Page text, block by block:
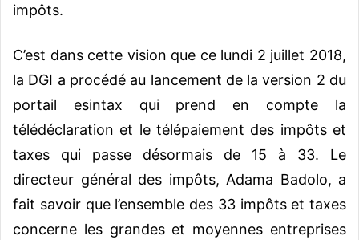
impôts.
C’est dans cette vision que ce lundi 2 juillet 2018,
la DGI a procédé au lancement de la version 2 du
portail esintax qui prend en compte la
télédéclaration et le télépaiement des impôts et
taxes qui passe désormais de 15 à 33. Le
directeur général des impôts, Adama Badolo, a
fait savoir que l’ensemble des 33 impôts et taxes
concerne les grandes et moyennes entreprises